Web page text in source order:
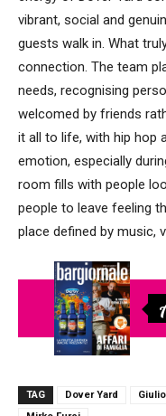
vibrant, social and
guests walk in. What
connection. The team
needs, recognising
welcomed by friends
it all to life, with hip hop
emotion, especially
room fills with people
people to leave feeling
place defined by music,
TAG Dover Yard